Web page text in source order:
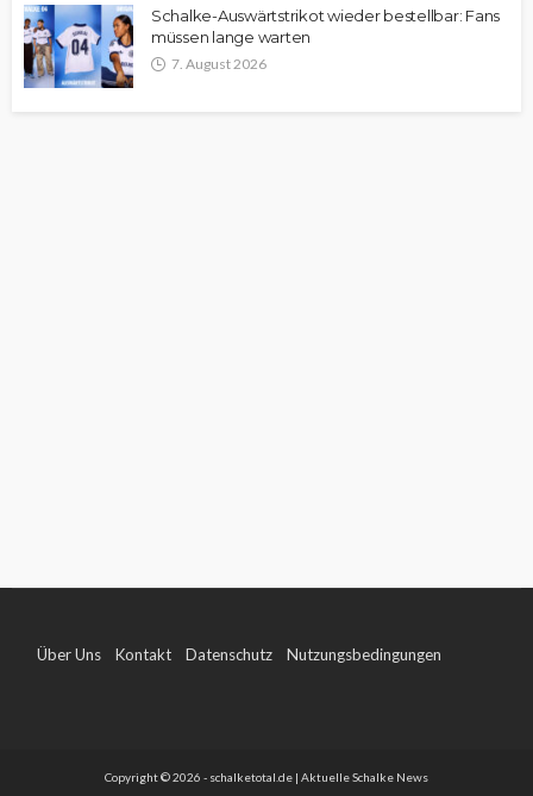
Schalke-Auswärtstrikot wieder bestellbar: Fans
müssen lange warten
7. August 2026
Über Uns Kontakt Datenschutz Nutzungsbedingungen
Copyright © 2026 - schalketotal.de | Aktuelle Schalke News